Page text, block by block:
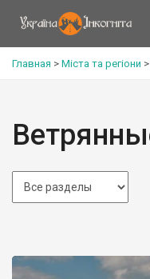
Главная > Міста та регіони >